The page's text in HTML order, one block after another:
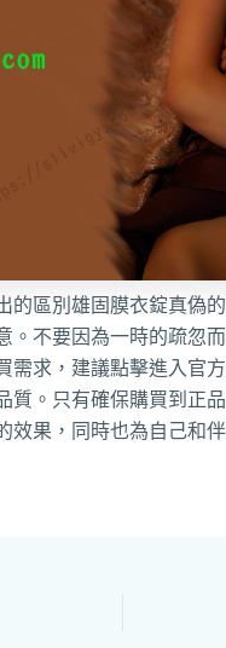
的區別雄固膜衣錠真偽
。不要因為一時的疏忽
需求，建議點擊進入官
質。只有確保購買到正
效果，同時也為自己和